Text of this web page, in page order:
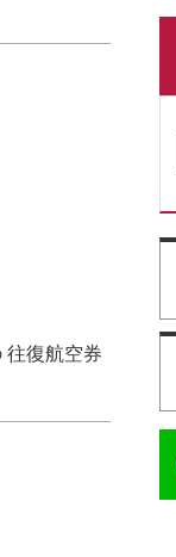
往復航空券